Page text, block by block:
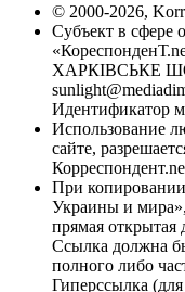
© 2000-2026,
Субъект в сфере
ХАРКІВСЬКЕ
Идентификатор
Использование
сайте,
При
Украины и мира»,
прямая открытая
Ссылка должна
полного либо
Гиперссылка